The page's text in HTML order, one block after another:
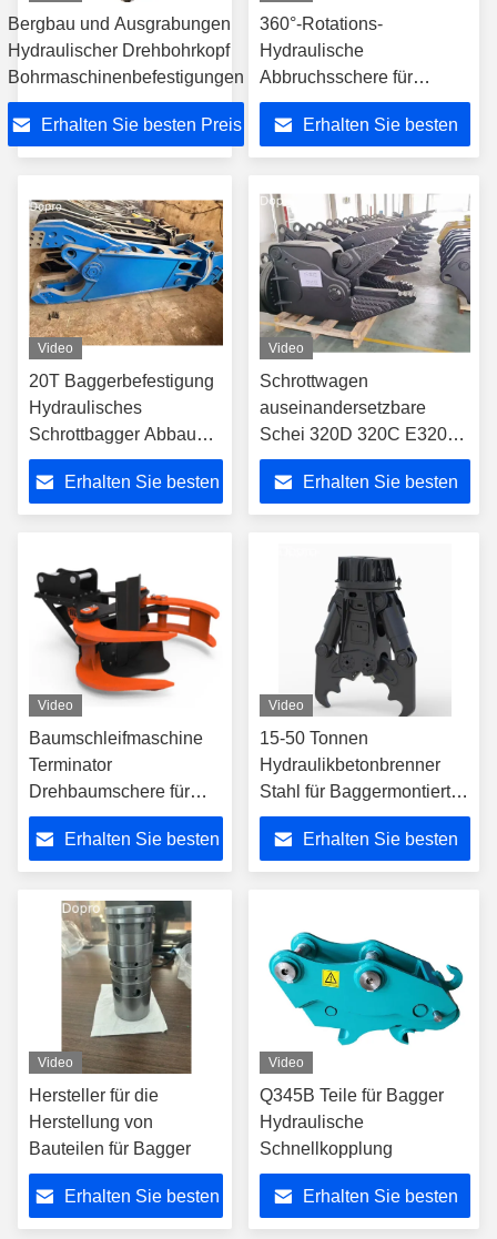
Bergbau und Ausgrabungen
Hydraulischer Drehbohrkopf
Bohrmaschinenbefestigungen
Erhalten Sie besten Preis
360°-Rotations-
Hydraulische
Abbruchsschere für
Bagger
Erhalten Sie besten
Video
20T Baggerbefestigung
Hydraulisches
Schrottbagger Abbau
Schere Stahlschneiden
Erhalten Sie besten
Video
Schrottwagen
auseinandersetzbare
Schei 320D 320C E320D
325D 324E 330D 336GC
10t 20t 30t Hydraulische
Schrottwagen Schei
Erhalten Sie besten
Video
Baumschleifmaschine
Terminator
Drehbaumschere für
JCB HYUNDAI
Kobelco-
Baumschleifmaschine
Erhalten Sie besten
Video
15-50 Tonnen
Hydraulikbetonbrenner
Stahl für Baggermontierte
Anschlüsse
Erhalten Sie besten
Video
Hersteller für die
Herstellung von
Bauteilen für Bagger
Erhalten Sie besten
Video
Q345B Teile für Bagger
Hydraulische
Schnellkopplung
Erhalten Sie besten